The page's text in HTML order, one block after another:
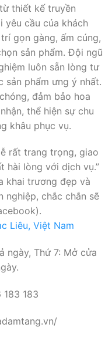
thiết kế truyền
yêu cầu của khách
gọn gàng, ấm cúng,
sản phẩm. Đội ngũ
luôn sẵn lòng tư
sản phẩm ưng ý nhất.
đảm bảo hoa
thể hiện sự chu
khâu phục vụ.
rất trang trọng, giao
hài lòng với dịch vụ.”
khai trương đẹp và
nghiệp, chắc chắn sẽ
Liêu, Việt Nam
ngày, Thứ 7: Mở cửa
183